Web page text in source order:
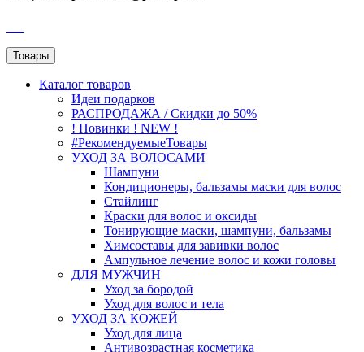
Товары
Каталог товаров
Идеи подарков
РАСПРОДАЖА / Скидки до 50%
! Новинки ! NEW !
#РекомендуемыеТовары
УХОД ЗА ВОЛОСАМИ
Шампуни
Кондиционеры, бальзамы маски для волос
Стайлинг
Краски для волос и оксиды
Тонирующие маски, шампуни, бальзамы
Химсоставы для завивки волос
Ампульное лечение волос и кожи головы
ДЛЯ МУЖЧИН
Уход за бородой
Уход для волос и тела
УХОД ЗА КОЖЕЙ
Уход для лица
Антивозрастная косметика